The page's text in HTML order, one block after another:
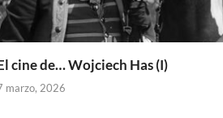
cine de… Wojciech Has (I)
marzo, 2026